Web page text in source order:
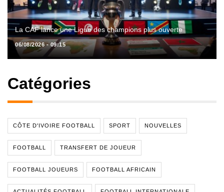
La CAF lance une Ligue des champions plus ouverte
06/08/2026 - 09:15
Catégories
CÔTE D'IVOIRE FOOTBALL SPORT NOUVELLES
FOOTBALL TRANSFERT DE JOUEUR
FOOTBALL JOUEURS FOOTBALL AFRICAIN